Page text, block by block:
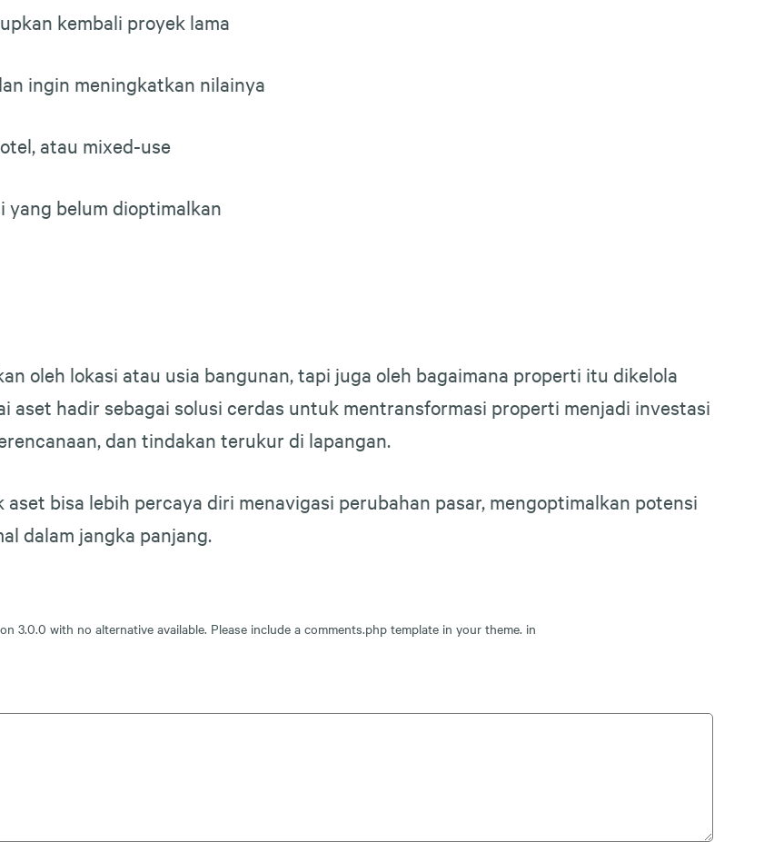
kembali proyek lama
ingin meningkatkan nilainya
atau mixed-use
yang belum dioptimalkan
oleh lokasi atau usia bangunan, tapi juga oleh bagaimana properti itu dikelola
aset hadir sebagai solusi cerdas untuk mentransformasi properti menjadi investasi
dan tindakan terukur di lapangan.
bisa lebih percaya diri menavigasi perubahan pasar, mengoptimalkan potensi
dalam jangka panjang.
3.0.0 with no alternative available. Please include a comments.php template in your theme. in